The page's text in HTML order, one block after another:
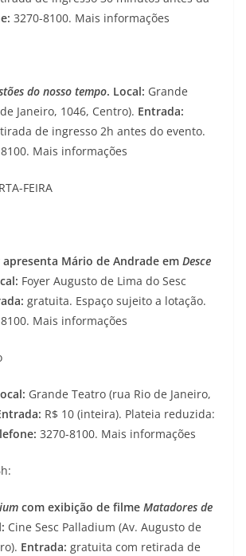
3270-8100. Mais informações
do nosso tempo. Local: Grande
Janeiro, 1046, Centro). Entrada:
de ingresso 2h antes do evento.
Mais informações
FEIRA
apresenta Mário de Andrade em Desce
Foyer Augusto de Lima do Sesc
gratuita. Espaço sujeito a lotação.
Mais informações
Grande Teatro (rua Rio de Janeiro,
R$ 10 (inteira). Plateia reduzida:
3270-8100. Mais informações
com exibição de filme Matadores de
Cine Sesc Palladium (Av. Augusto de
Entrada: gratuita com retirada de